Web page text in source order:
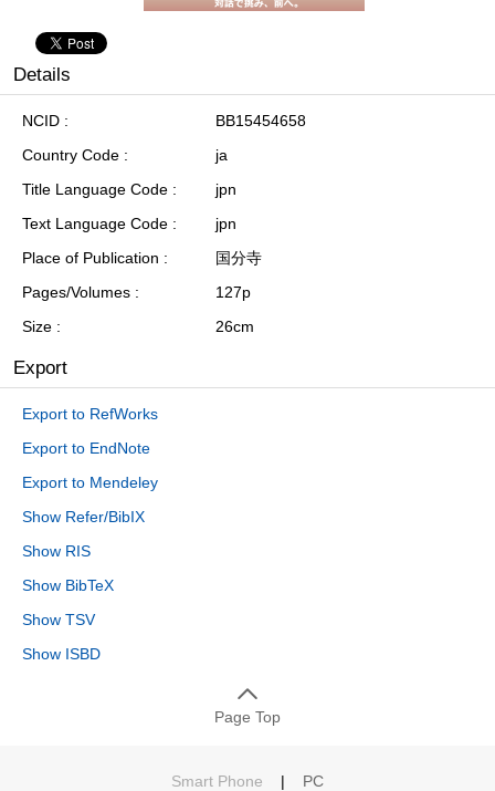
Details
NCID
BB15454658
Country Code
ja
Title Language Code
jpn
Text Language Code
jpn
Place of Publication
国分寺
Pages/Volumes
127p
Size
26cm
Export
Export to RefWorks
Export to EndNote
Export to Mendeley
Show Refer/BibIX
Show RIS
Show BibTeX
Show TSV
Show ISBD
Page Top
Smart Phone | PC